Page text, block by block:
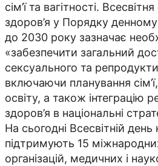
сім’ї та вагітності.
здоров’я у Порядку
до 2030 року зазначає
«забезпечити загальний
сексуального та
включаючи планування
освіту, а також інтеграцію
здоров’я в національні
На сьогодні Всесвітній день
підтримують 15
організацій, медичних і